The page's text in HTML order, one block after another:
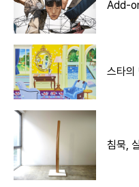
Add-
스타의
침묵,